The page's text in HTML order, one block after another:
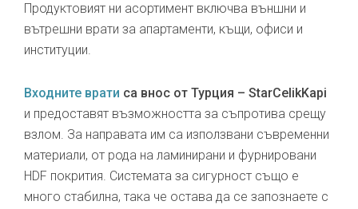
Продуктовият ни асортимент включва външни и
вътрешни врати за апартаменти, къщи, офиси и
институции.
Входните врати са внос от Турция – StarCelikKapi
и предоставят възможността за съпротива срещу
взлом. За направата им са използвани съвременни
материали, от рода на ламинирани и фурнировани
HDF покрития. Системата за сигурност също е
много стабилна, така че остава да се запознаете с